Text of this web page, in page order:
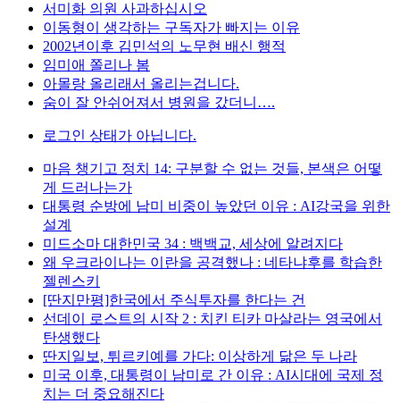
서미화 의원 사과하십시오
이동형이 생각하는 구독자가 빠지는 이유
2002년이후 김민석의 노무현 배신 행적
임미애 쫄리나 봄
아몰랑 올리래서 올리는겁니다.
숨이 잘 안쉬어져서 병원을 갔더니….
로그인 상태가 아닙니다.
마음 챙기고 정치 14: 구분할 수 없는 것들, 본색은 어떻
게 드러나는가
대통령 순방에 남미 비중이 높았던 이유 : AI강국을 위한
설계
미드소마 대한민국 34 : 백백교, 세상에 알려지다
왜 우크라이나는 이란을 공격했나 : 네타냐후를 학습한
젤렌스키
[딴지만평]한국에서 주식투자를 한다는 건
선데이 로스트의 시작 2 : 치킨 티카 마살라는 영국에서
탄생했다
딴지일보, 튀르키예를 가다: 이상하게 닮은 두 나라
미국 이후, 대통령이 남미로 간 이유 : AI시대에 국제 정
치는 더 중요해진다